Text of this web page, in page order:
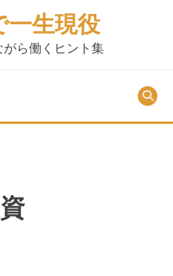
一生現役
ら働くヒント集